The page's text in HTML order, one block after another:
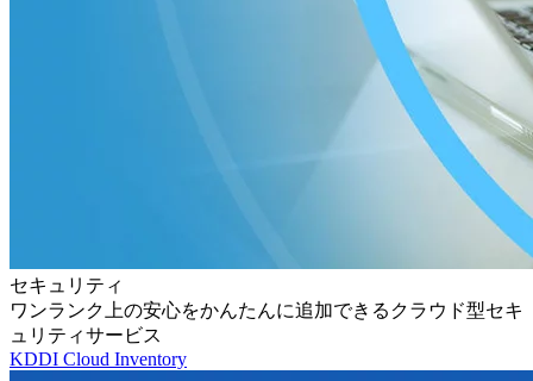
セキュリティ
ワンランク上の安心をかんたんに追加できるクラウド型セキ
ュリティサービス
KDDI Cloud Inventory